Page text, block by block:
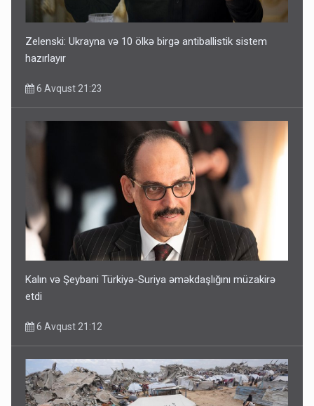
Zelenski: Ukrayna və 10 ölkə birgə antiballistik sistem
hazırlayır
6 Avqust 21:23
Kalın və Şeybani Türkiyə-Suriya əməkdaşlığını müzakirə
etdi
6 Avqust 21:12